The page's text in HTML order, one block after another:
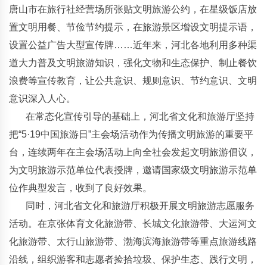
唐山市在旅行社经营场所张贴文明旅游公约，在星级饭店放
置文明用餐、节俭节约提示，在旅游景区增设文明提示语，
设置公益广告大型宣传牌……近年来，河北各地利用多种渠
道大力普及文明旅游知识，强化文物和生态保护、制止餐饮
浪费等宣传教育，让公共意识、规则意识、节约意识、文明
意识深入人心。
在常态化宣传引导的基础上，河北省文化和旅游厅坚持
把“5·19中国旅游日”主会场活动作为传播文明旅游的重要平
台，连续两年在主会场活动上向全社会发起文明旅游倡议，
为文明旅游示范单位代表授牌，邀请国家级文明旅游示范单
位作典型发言，收到了良好效果。
同时，河北省文化和旅游厅积极开展文明旅游志愿服务
活动。在京张体育文化旅游带、长城文化旅游带、大运河文
化旅游带、太行山旅游带、渤海滨海旅游带等重点旅游线路
沿线，组织游客和志愿者捡拾垃圾、保护生态、践行文明，